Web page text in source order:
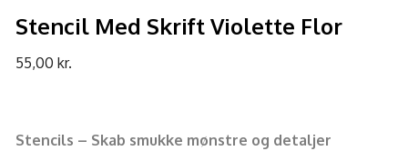
Stencil Med Skrift Violette Flor
55,00 kr.
Stencils – Skab smukke mønstre og detaljer